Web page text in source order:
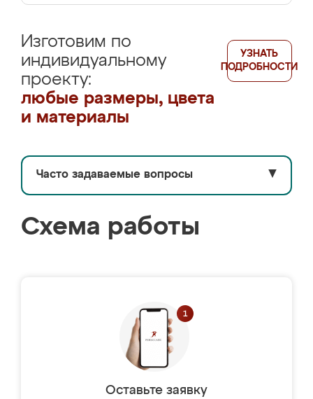
Изготовим по
индивидуальному
проекту:
любые размеры, цвета
и материалы
УЗНАТЬ
ПОДРОБНОСТИ
Часто задаваемые вопросы ▼
Схема работы
Оставьте заявку